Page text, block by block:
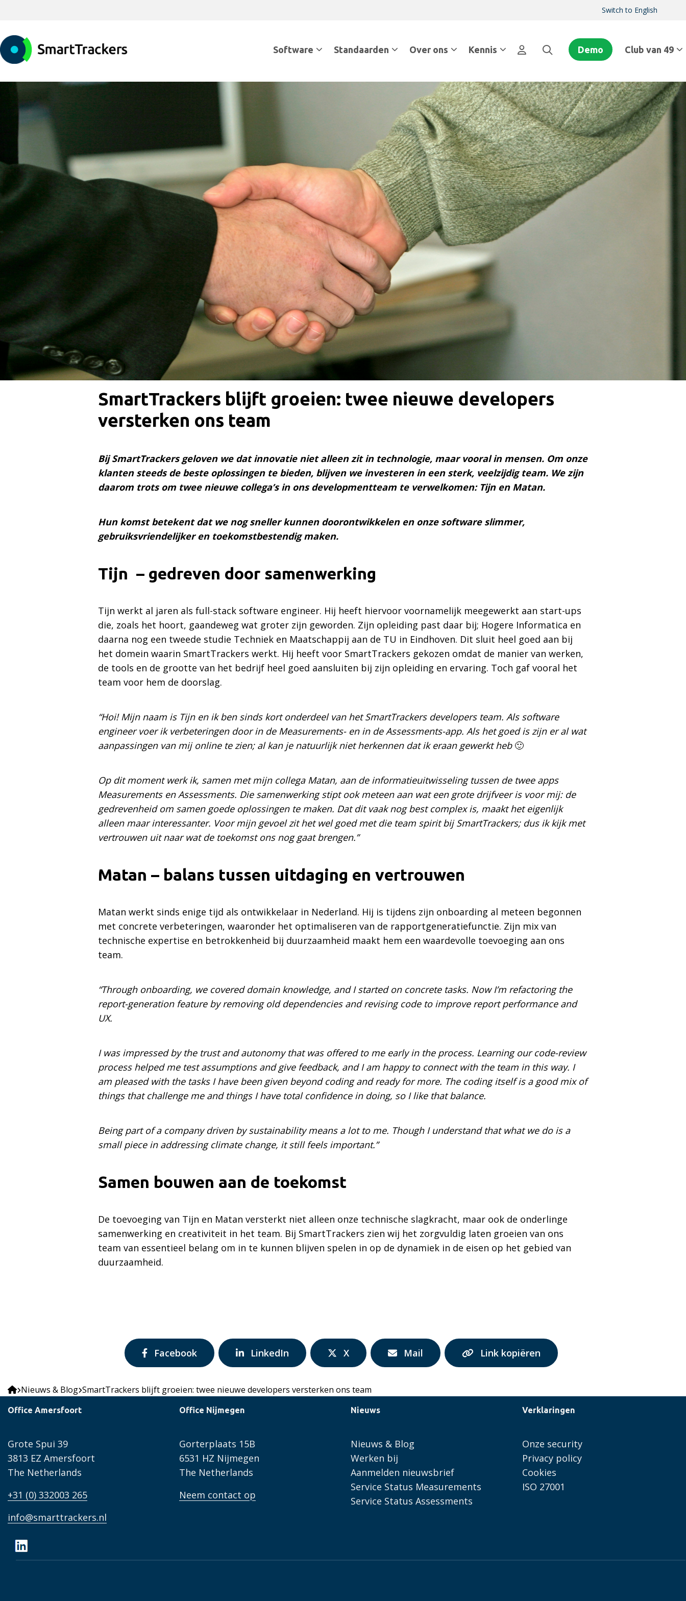
Switch to English
Software Standaarden Over ons Kennis Demo Club van 49
SmartTrackers blijft groeien: twee nieuwe developers
versterken ons team
Bij SmartTrackers geloven we dat innovatie niet alleen zit in technologie, maar vooral in mensen. Om onze
klanten steeds de beste oplossingen te bieden, blijven we investeren in een sterk, veelzijdig team. We zijn
daarom trots om twee nieuwe collega’s in ons developmentteam te verwelkomen: Tijn en Matan.
Hun komst betekent dat we nog sneller kunnen doorontwikkelen en onze software slimmer,
gebruiksvriendelijker en toekomstbestendig maken.
Tijn – gedreven door samenwerking
Tijn werkt al jaren als full-stack software engineer. Hij heeft hiervoor voornamelijk meegewerkt aan start-ups
die, zoals het hoort, gaandeweg wat groter zijn geworden. Zijn opleiding past daar bij; Hogere Informatica en
daarna nog een tweede studie Techniek en Maatschappij aan de TU in Eindhoven. Dit sluit heel goed aan bij
het domein waarin SmartTrackers werkt. Hij heeft voor SmartTrackers gekozen omdat de manier van werken,
de tools en de grootte van het bedrijf heel goed aansluiten bij zijn opleiding en ervaring. Toch gaf vooral het
team voor hem de doorslag.
“Hoi! Mijn naam is Tijn en ik ben sinds kort onderdeel van het SmartTrackers developers team. Als software
engineer voer ik verbeteringen door in de Measurements- en in de Assessments-app. Als het goed is zijn er al wat
aanpassingen van mij online te zien; al kan je natuurlijk niet herkennen dat ik eraan gewerkt heb🙂
Op dit moment werk ik, samen met mijn collega Matan, aan de informatieuitwisseling tussen de twee apps
Measurements en Assessments. Die samenwerking stipt ook meteen aan wat een grote drijfveer is voor mij: de
gedrevenheid om samen goede oplossingen te maken. Dat dit vaak nog best complex is, maakt het eigenlijk
alleen maar interessanter. Voor mijn gevoel zit het wel goed met die team spirit bij SmartTrackers; dus ik kijk met
vertrouwen uit naar wat de toekomst ons nog gaat brengen.”
Matan – balans tussen uitdaging en vertrouwen
Matan werkt sinds enige tijd als ontwikkelaar in Nederland. Hij is tijdens zijn onboarding al meteen begonnen
met concrete verbeteringen, waaronder het optimaliseren van de rapportgeneratiefunctie. Zijn mix van
technische expertise en betrokkenheid bij duurzaamheid maakt hem een waardevolle toevoeging aan ons
team.
“Through onboarding, we covered domain knowledge, and I started on concrete tasks. Now I’m refactoring the
report-generation feature by removing old dependencies and revising code to improve report performance and
UX.
I was impressed by the trust and autonomy that was offered to me early in the process. Learning our code-review
process helped me test assumptions and give feedback, and I am happy to connect with the team in this way. I
am pleased with the tasks I have been given beyond coding and ready for more. The coding itself is a good mix of
things that challenge me and things I have total confidence in doing, so I like that balance.
Being part of a company driven by sustainability means a lot to me. Though I understand that what we do is a
small piece in addressing climate change, it still feels important.”
Samen bouwen aan de toekomst
De toevoeging van Tijn en Matan versterkt niet alleen onze technische slagkracht, maar ook de onderlinge
samenwerking en creativiteit in het team. Bij SmartTrackers zien wij het zorgvuldig laten groeien van ons
team van essentieel belang om in te kunnen blijven spelen in op de dynamiek in de eisen op het gebied van
duurzaamheid.
Delen
via:
Facebook
Delen
via:
LinkedIn
Delen
via:
X
Delen
via:
Mail Link kopiëren
Nieuws & Blog SmartTrackers blijft groeien: twee nieuwe developers versterken ons team
Office Amersfoort
Grote Spui 39
3813 EZ Amersfoort
The Netherlands
+31 (0) 332003 265
info@smarttrackers.nl
Office Nijmegen
Gorterplaats 15B
6531 HZ Nijmegen
The Netherlands
Neem contact op
Nieuws
Nieuws & Blog
Werken bij
Aanmelden nieuwsbrief
Service Status Measurements
Service Status Assessments
Verklaringen
Onze security
Privacy policy
Cookies
ISO 27001